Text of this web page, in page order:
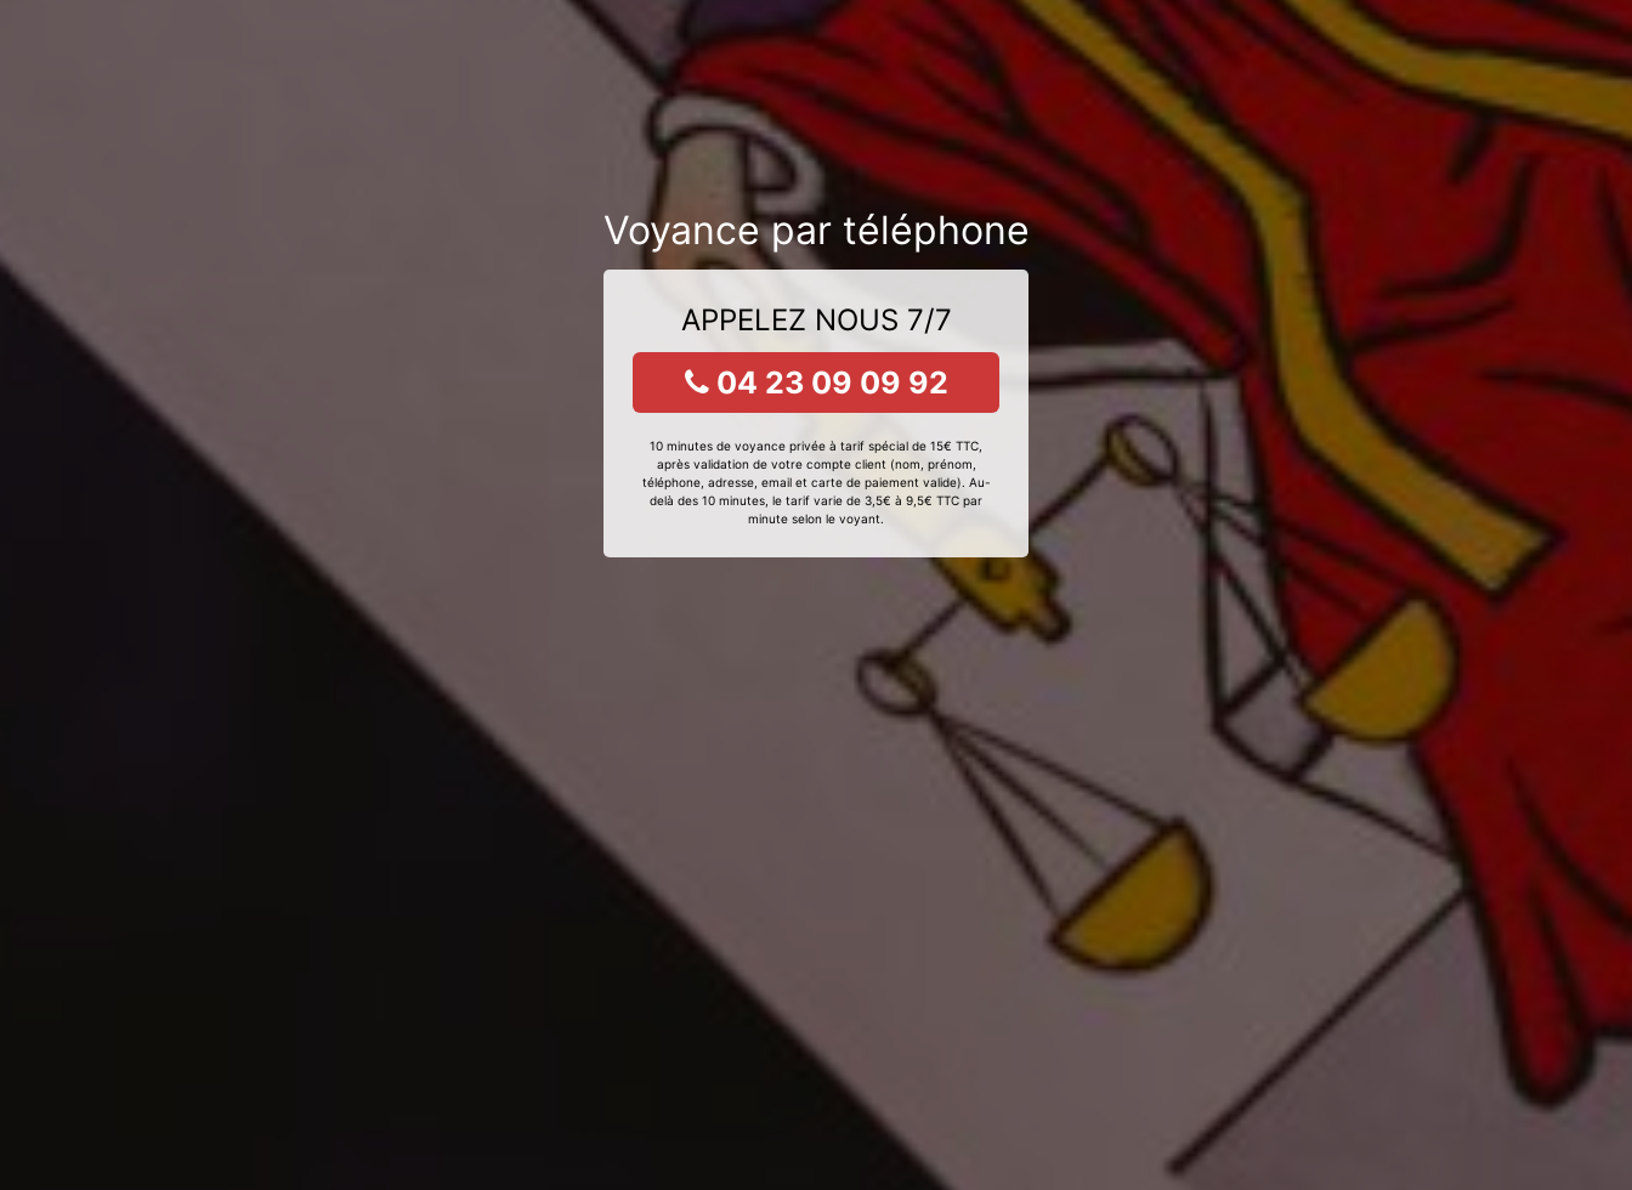
Voyance par téléphone
APPELEZ NOUS 7/7
04 23 09 09 92
10 minutes de voyance privée à tarif spécial de 15€ TTC,
après validation de votre compte client (nom, prénom,
téléphone, adresse, email et carte de paiement valide). Au-
delà des 10 minutes, le tarif varie de 3,5€ à 9,5€ TTC par
minute selon le voyant.